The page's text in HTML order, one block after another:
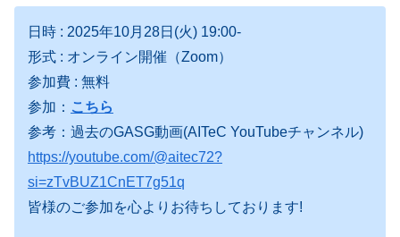
日時 : 2025年10月28日(火) 19:00-
形式 : オンライン開催（Zoom）
参加費 : 無料
参加： こちら
参考：過去のGASG動画(AITeC YouTubeチャンネル)
https://youtube.com/@aitec72?
si=zTvBUZ1CnET7g51q
皆様のご参加を心よりお待ちしております!